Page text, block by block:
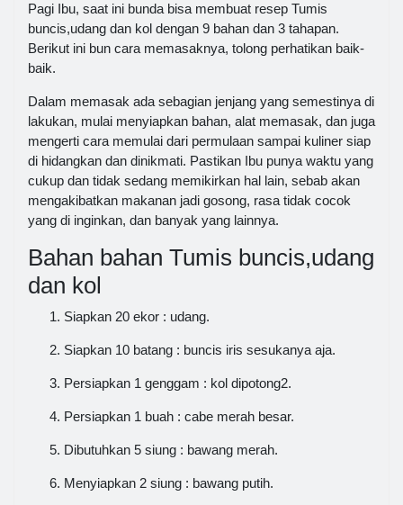
Pagi Ibu, saat ini bunda bisa membuat resep Tumis
buncis,udang dan kol dengan 9 bahan dan 3 tahapan.
Berikut ini bun cara memasaknya, tolong perhatikan baik-
baik.
Dalam memasak ada sebagian jenjang yang semestinya di
lakukan, mulai menyiapkan bahan, alat memasak, dan juga
mengerti cara memulai dari permulaan sampai kuliner siap
di hidangkan dan dinikmati. Pastikan Ibu punya waktu yang
cukup dan tidak sedang memikirkan hal lain, sebab akan
mengakibatkan makanan jadi gosong, rasa tidak cocok
yang di inginkan, dan banyak yang lainnya.
Bahan bahan Tumis buncis,udang
dan kol
Siapkan 20 ekor : udang.
Siapkan 10 batang : buncis iris sesukanya aja.
Persiapkan 1 genggam : kol dipotong2.
Persiapkan 1 buah : cabe merah besar.
Dibutuhkan 5 siung : bawang merah.
Menyiapkan 2 siung : bawang putih.